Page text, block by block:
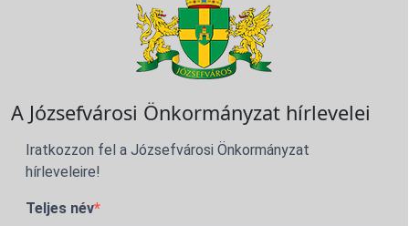
A Józsefvárosi Önkormányzat hírlevelei
Iratkozzon fel a Józsefvárosi Önkormányzat
hírleveleire!
Teljes név